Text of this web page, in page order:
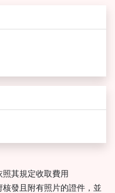
其規定收取費用
發且附有照片的證件，並